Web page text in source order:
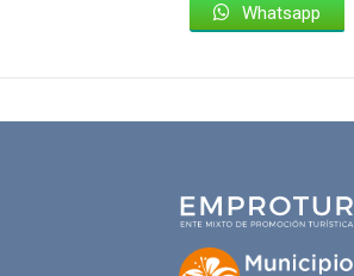
Whatsapp